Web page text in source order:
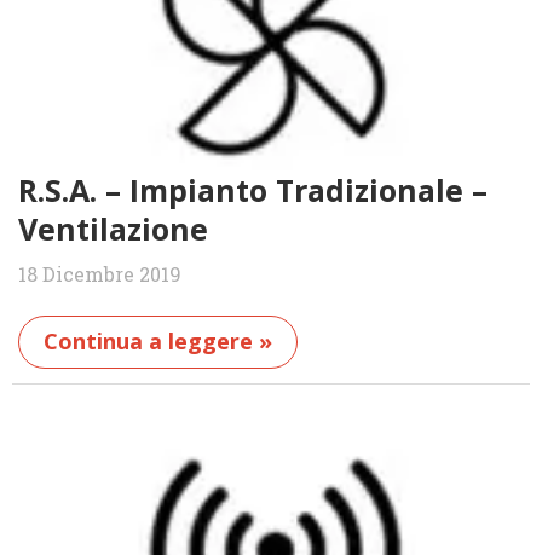
R.S.A. – Impianto Tradizionale –
Ventilazione
18 Dicembre 2019
Continua a leggere »